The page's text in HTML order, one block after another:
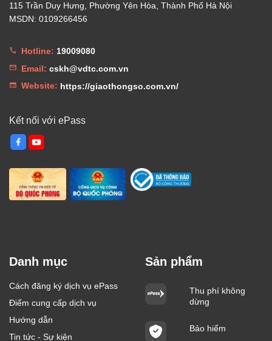
115 Trần Duy Hưng, Phường Yên Hòa, Thành Phố Hà Nội
MSDN: 0109266456
Hotline: 19009080
Email: cskh@vdtc.com.vn
Website: https://giaothongso.com.vn/
Kết nối với ePass
Danh mục
Cách đăng ký dịch vụ ePass
Điểm cung cấp dịch vụ
Hướng dẫn
Tin tức - Sự kiện
Sản phẩm
Thu phí không
dừng
Bảo hiểm